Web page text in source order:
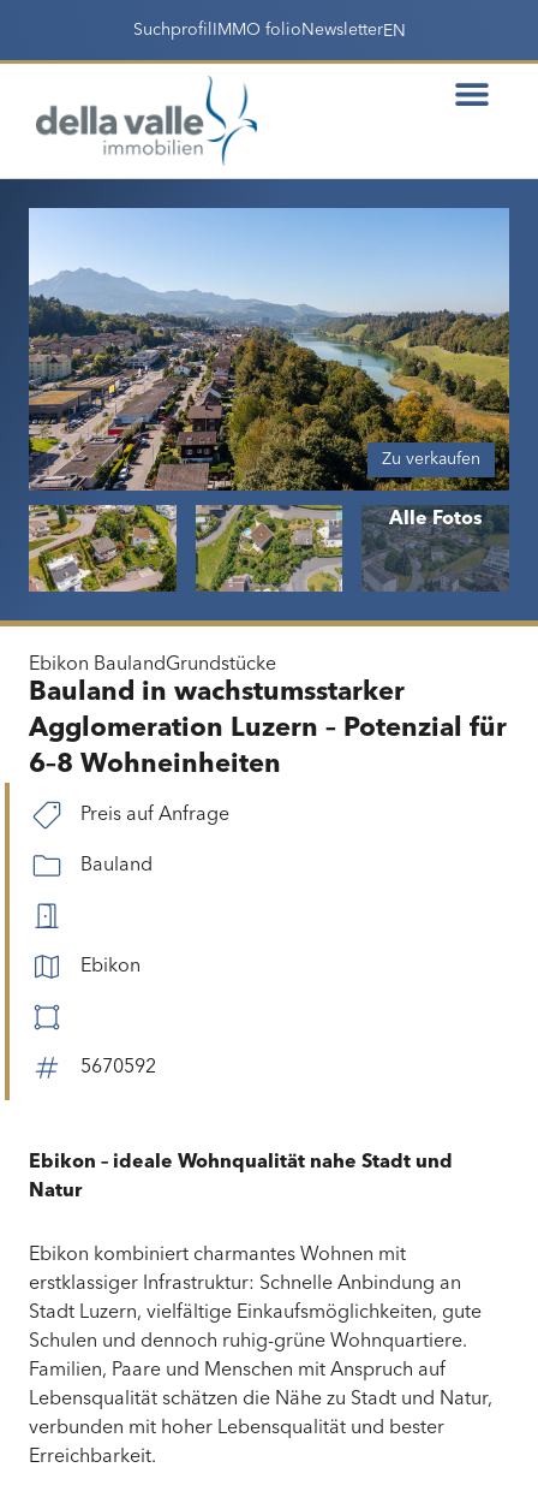
Suchprofil IMMO folio NewsletterEN
Zu verkaufen
Ebikon BaulandGrundstücke
Bauland in wachstumsstarker
Agglomeration Luzern – Potenzial für
6–8 Wohneinheiten
Preis auf Anfrage
Bauland
Ebikon
5670592
Ebikon – ideale Wohnqualität nahe Stadt und
Natur
Ebikon kombiniert charmantes Wohnen mit
erstklassiger Infrastruktur: Schnelle Anbindung an
Stadt Luzern, vielfältige Einkaufsmöglichkeiten, gute
Schulen und dennoch ruhig-grüne Wohnquartiere.
Familien, Paare und Menschen mit Anspruch auf
Lebensqualität schätzen die Nähe zu Stadt und Natur,
verbunden mit hoher Lebensqualität und bester
Erreichbarkeit.